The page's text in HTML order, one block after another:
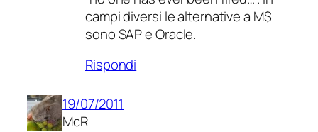
campi diversi le alternative a M$
sono SAP e Oracle.
Rispondi
19/07/2011
McR